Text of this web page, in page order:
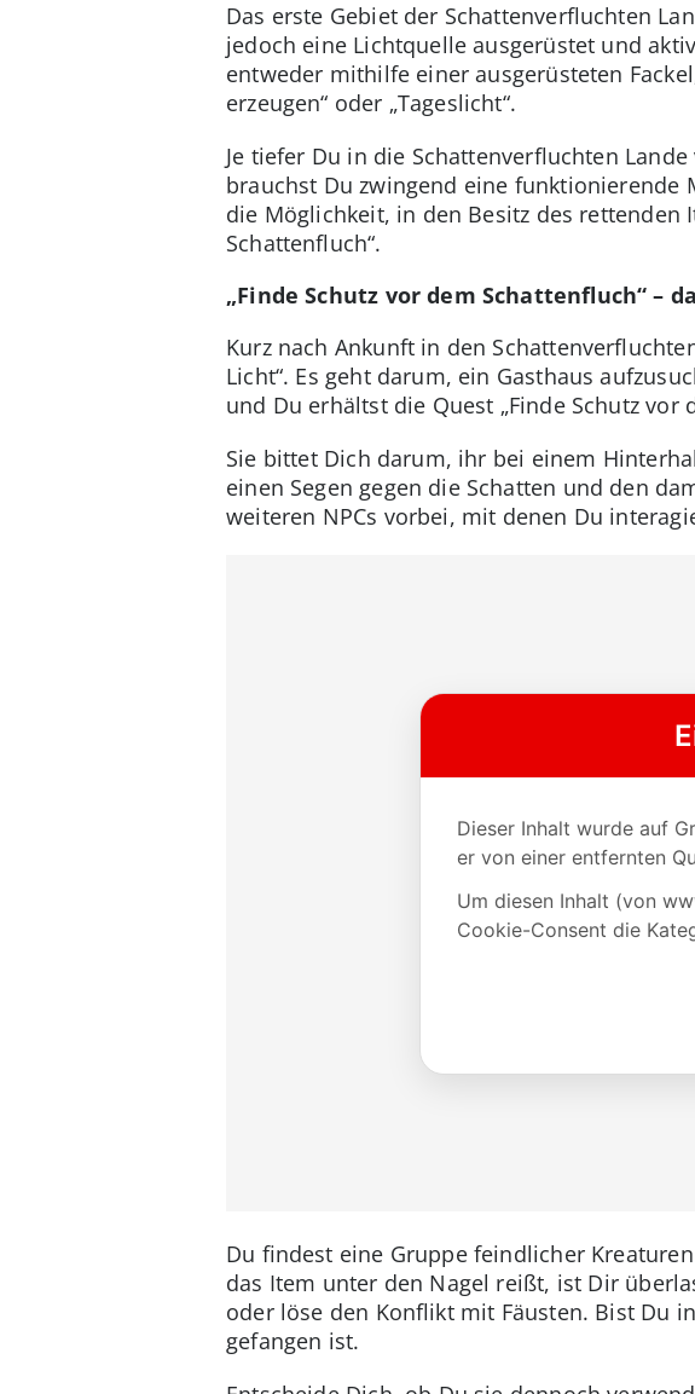
Das erste Gebiet der Schattenverfluchten
jedoch eine Lichtquelle ausgerüstet und
entweder mithilfe einer ausgerüsteten
erzeugen“ oder „Tageslicht“.
Je tiefer Du in die Schattenverfluchten
brauchst Du zwingend eine funktionierende
die Möglichkeit, in den Besitz des rettenden
Schattenfluch“.
„Finde Schutz vor dem Schattenfluch“ –
Kurz nach Ankunft in den
Licht“. Es geht darum, ein Gasthaus
und Du erhältst die Quest „Finde Schutz vor
Sie bittet Dich darum, ihr bei einem
einen Segen gegen die Schatten und den
weiteren NPCs vorbei, mit denen Du
Du findest eine Gruppe feindlicher
das Item unter den Nagel reißt, ist Dir
oder löse den Konflikt mit Fäusten. Bist Du
gefangen ist.